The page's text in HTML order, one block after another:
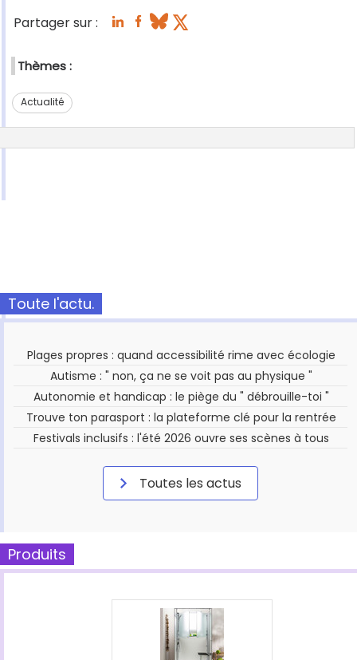
Partager sur :
Thèmes :
Actualité
Toute l'actu.
Plages propres : quand accessibilité rime avec écologie
Autisme : " non, ça ne se voit pas au physique "
Autonomie et handicap : le piège du " débrouille-toi "
Trouve ton parasport : la plateforme clé pour la rentrée
Festivals inclusifs : l'été 2026 ouvre ses scènes à tous
Toutes les actus
Produits